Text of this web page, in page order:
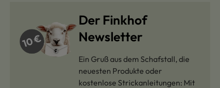
Der Finkhof
Newsletter
Ein Gruß aus dem Schafstall, die
neuesten Produkte oder
kostenlose Strickanleitungen: Mit